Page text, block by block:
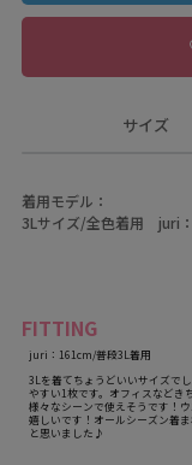
サイズ
着用モデル：
3Lサイズ/全色着用 juri
FITTING
juri：161cm/普段3L着用
3Lを着てちょうどいいサイズで
やすい1枚です。オフィスなどき
様々なシーンで使えそうです！
嬉しいです！オールシーズン着
と思いました♪